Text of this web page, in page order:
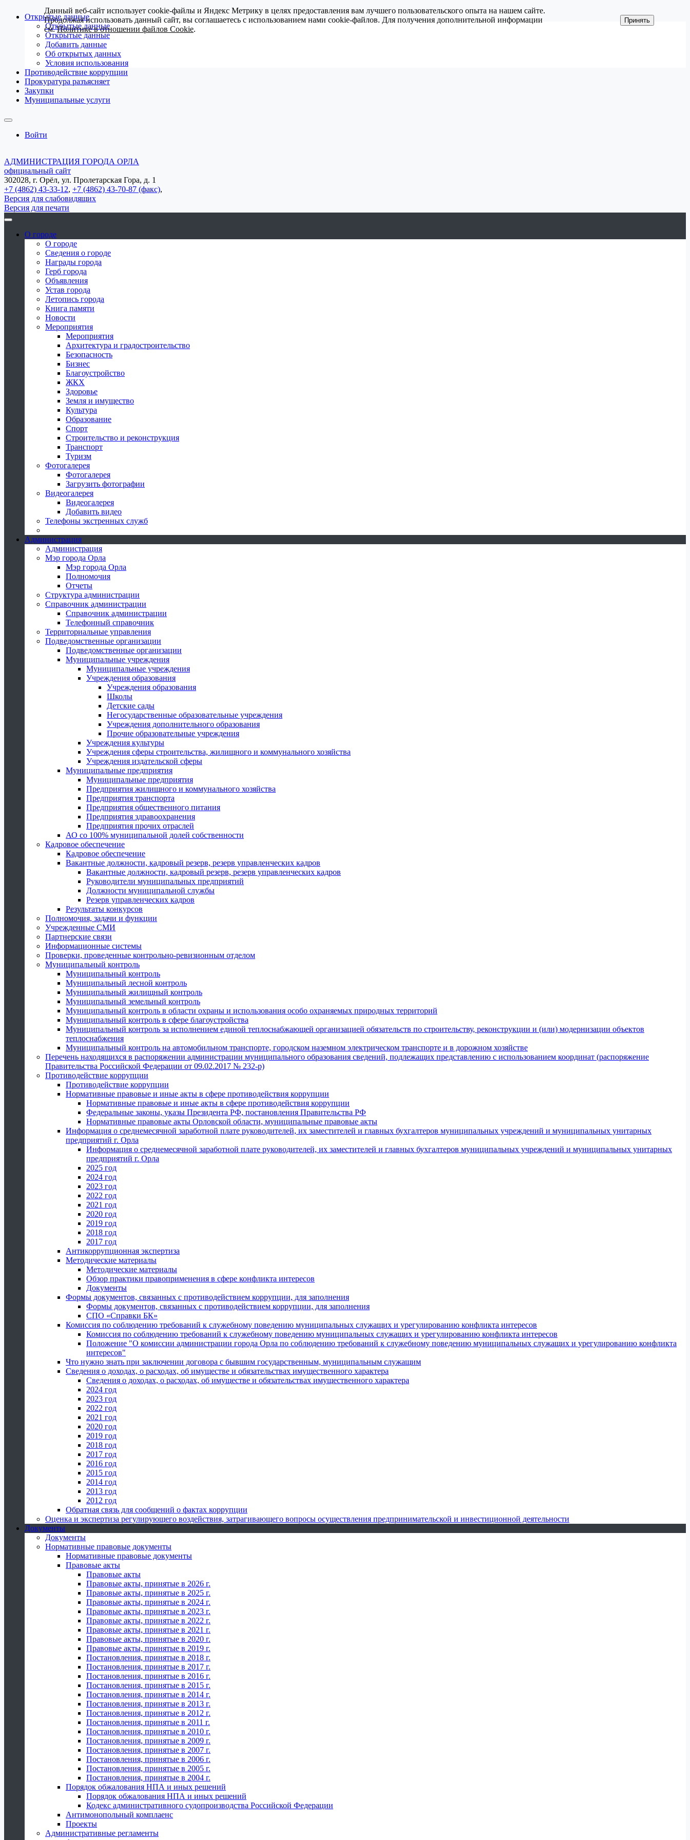
Открытые данные
Открытые данные
Открытые данные
Добавить данные
Об открытых данных
Условия использования
Противодействие коррупции
Прокуратура разъясняет
Закупки
Муниципальные услуги
Войти
АДМИНИСТРАЦИЯ ГОРОДА ОРЛА
официальный сайт
302028, г. Орёл, ул. Пролетарская Гора, д. 1
+7 (4862) 43-33-12, +7 (4862) 43-70-87 (факс),
Версия для слабовидящих
Версия для печати
О городе
О городе
Сведения о городе
Награды города
Герб города
Объявления
Устав города
Летопись города
Книга памяти
Новости
Мероприятия
Мероприятия
Архитектура и градостроительство
Безопасность
Бизнес
Благоустройство
ЖКХ
Здоровье
Земля и имущество
Культура
Образование
Спорт
Строительство и реконструкция
Транспорт
Туризм
Фотогалерея
Фотогалерея
Загрузить фотографии
Видеогалерея
Видеогалерея
Добавить видео
Телефоны экстренных служб
Администрация
Администрация
Мэр города Орла
Мэр города Орла
Полномочия
Отчеты
Структура администрации
Справочник администрации
Справочник администрации
Телефонный справочник
Территориальные управления
Подведомственные организации
Подведомственные организации
Муниципальные учреждения
Муниципальные учреждения
Учреждения образования
Учреждения образования
Школы
Детские сады
Негосударственные образовательные учреждения
Учреждения дополнительного образования
Прочие образовательные учреждения
Учреждения культуры
Учреждения сферы строительства, жилищного и коммунального хозяйства
Учреждения издательской сферы
Муниципальные предприятия
Муниципальные предприятия
Предприятия жилищного и коммунального хозяйства
Предприятия транспорта
Предприятия общественного питания
Предприятия здравоохранения
Предприятия прочих отраслей
АО со 100% муниципальной долей собственности
Кадровое обеспечение
Кадровое обеспечение
Вакантные должности, кадровый резерв, резерв управленческих кадров
Вакантные должности, кадровый резерв, резерв управленческих кадров
Руководители муниципальных предприятий
Должности муниципальной службы
Резерв управленческих кадров
Результаты конкурсов
Полномочия, задачи и функции
Учрежденные СМИ
Партнерские связи
Информационные системы
Проверки, проведенные контрольно-ревизионным отделом
Муниципальный контроль
Муниципальный контроль
Муниципальный лесной контроль
Муниципальный жилищный контроль
Муниципальный земельный контроль
Муниципальный контроль в области охраны и использования особо охраняемых природных территорий
Муниципальный контроль в сфере благоустройства
Муниципальный контроль за исполнением единой теплоснабжающей организацией обязательств по строительству, реконструкции и (или) модернизации объектов
теплоснабжения
Муниципальный контроль на автомобильном транспорте, городском наземном электрическом транспорте и в дорожном хозяйстве
Перечень находящихся в распоряжении администрации муниципального образования сведений, подлежащих представлению с использованием координат (распоряжение
Правительства Российской Федерации от 09.02.2017 № 232-р)
Противодействие коррупции
Противодействие коррупции
Нормативные правовые и иные акты в сфере противодействия коррупции
Нормативные правовые и иные акты в сфере противодействия коррупции
Федеральные законы, указы Президента РФ, постановления Правительства РФ
Нормативные правовые акты Орловской области, муниципальные правовые акты
Информация о среднемесячной заработной плате руководителей, их заместителей и главных бухгалтеров муниципальных учреждений и муниципальных унитарных
предприятий г. Орла
Информация о среднемесячной заработной плате руководителей, их заместителей и главных бухгалтеров муниципальных учреждений и муниципальных унитарных
предприятий г. Орла
2025 год
2024 год
2023 год
2022 год
2021 год
2020 год
2019 год
2018 год
2017 год
Антикоррупционная экспертиза
Методические материалы
Методические материалы
Обзор практики правоприменения в сфере конфликта интересов
Документы
Формы документов, связанных с противодействием коррупции, для заполнения
Формы документов, связанных с противодействием коррупции, для заполнения
СПО «Справки БК»
Комиссия по соблюдению требований к служебному поведению муниципальных служащих и урегулированию конфликта интересов
Комиссия по соблюдению требований к служебному поведению муниципальных служащих и урегулированию конфликта интересов
Положение "О комиссии администрации города Орла по соблюдению требований к служебному поведению муниципальных служащих и урегулированию конфликта
интересов"
Что нужно знать при заключении договора с бывшим государственным, муниципальным служащим
Сведения о доходах, о расходах, об имуществе и обязательствах имущественного характера
Сведения о доходах, о расходах, об имуществе и обязательствах имущественного характера
2024 год
2023 год
2022 год
2021 год
2020 год
2019 год
2018 год
2017 год
2016 год
2015 год
2014 год
2013 год
2012 год
Обратная связь для сообщений о фактах коррупции
Оценка и экспертиза регулирующего воздействия, затрагивающего вопросы осуществления предпринимательской и инвестиционной деятельности
Документы
Документы
Нормативные правовые документы
Нормативные правовые документы
Правовые акты
Правовые акты
Правовые акты, принятые в 2026 г.
Правовые акты, принятые в 2025 г.
Правовые акты, принятые в 2024 г.
Правовые акты, принятые в 2023 г.
Правовые акты, принятые в 2022 г.
Правовые акты, принятые в 2021 г.
Правовые акты, принятые в 2020 г.
Правовые акты, принятые в 2019 г.
Постановления, принятые в 2018 г.
Постановления, принятые в 2017 г.
Постановления, принятые в 2016 г.
Постановления, принятые в 2015 г.
Постановления, принятые в 2014 г.
Постановления, принятые в 2013 г.
Постановления, принятые в 2012 г.
Постановления, принятые в 2011 г.
Постановления, принятые в 2010 г.
Постановления, принятые в 2009 г.
Постановления, принятые в 2007 г.
Постановления, принятые в 2006 г.
Постановления, принятые в 2005 г.
Постановления, принятые в 2004 г.
Порядок обжалования НПА и иных решений
Порядок обжалования НПА и иных решений
Кодекс административного судопроизводства Российской Федерации
Антимонопольный комплаенс
Проекты
Административные регламенты
Данный веб-сайт использует cookie-файлы и Яндекс Метрику в целях предоставления вам лучшего пользовательского опыта на нашем сайте.
Продолжая использовать данный сайт, вы соглашаетесь с использованием нами cookie-файлов. Для получения дополнительной информации
см.Политике в отношении файлов Cookie.
Принять